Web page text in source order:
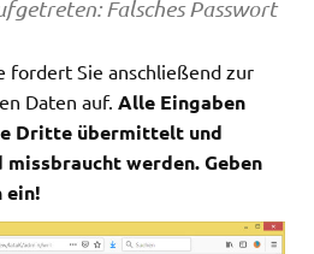
Falsches Passwort
fordert Sie anschließend zur
Daten auf. Alle Eingaben
Dritte übermittelt und
werden. Geben
ein!